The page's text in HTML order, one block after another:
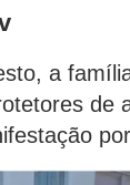
a
de